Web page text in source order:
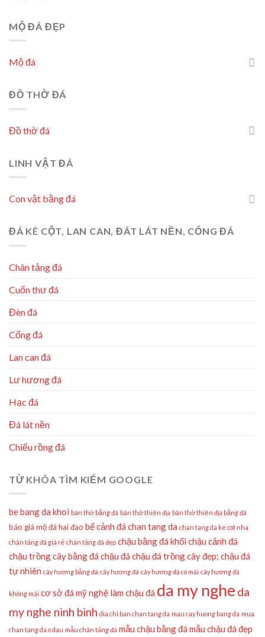
MỘ ĐÁ ĐẸP
Mộ đá
ĐỒ THỜ ĐÁ
Đồ thờ đá
LINH VẬT ĐÁ
Con vật bằng đá
ĐÁ KÊ CỘT, LAN CAN, ĐÁT LÁT NỀN, CỔNG ĐÁ
Chân tảng đá
Cuốn thư đá
Đèn đá
Cổng đá
Lan can đá
Lư hương đá
Hạc đá
Đá lát nền
Chiếu rồng đá
TỪ KHÓA TÌM KIẾM GOOGLE
be bang da khoi bàn thờ bằng đá bàn thờ thiên địa bàn thờ thiên địa bằng đá
báo giá mộ đá hai đao bể cảnh đá chan tang da chan tang da ke cot nha
chân tảng đá giá rẻ chân tảng đá đẹp chậu bằng đá khối chậu cảnh đá
chậu trồng cây bằng đá chậu đá chậu đá trồng cây đẹp; chậu đá
tự nhiên cây hương bằng đá cây hương đá cây hương đá có mái cây hương đá
không mái cơ sở đá mỹ nghệ làm chậu đá da my nghe da
my nghe ninh binh dia chi ban chan tang da mau cay huong bang da mua
chan tang da o dau mẫu chân tảng đá mẫu chậu bằng đá mẫu chậu đá đẹp